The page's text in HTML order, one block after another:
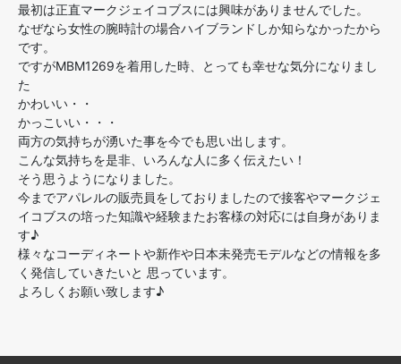
最初は正直マークジェイコブスには興味がありませんでした。
なぜなら女性の腕時計の場合ハイブランドしか知らなかったから
です。
ですがMBM1269を着用した時、とっても幸せな気分になりまし
た
かわいい・・
かっこいい・・・
両方の気持ちが湧いた事を今でも思い出します。
こんな気持ちを是非、いろんな人に多く伝えたい！
そう思うようになりました。
今までアパレルの販売員をしておりましたので接客やマークジェ
イコブスの培った知識や経験またお客様の対応には自身がありま
す♪
様々なコーディネートや新作や日本未発売モデルなどの情報を多
く発信していきたいと 思っています。
よろしくお願い致します♪